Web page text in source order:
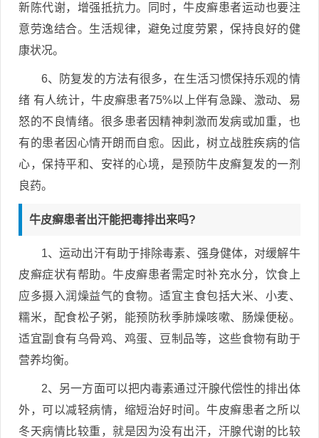
新陈代谢，增强抵抗力。同时，牛皮癣患者运动也要注
意劳逸结合。生活规律，避免过度劳累，保持良好的健
康状况。
6、防复发的方法有很多，在生活习惯保持乐观的情
绪 有人统计，牛皮癣患者75%以上伴有急躁、激动、易
怒的不良情绪。很多患者因精神刺激而发病或加重，也
有的患者因心情开朗而自愈。因此，树立战胜疾病的信
心，保持平和、安祥的心境，是预防牛皮癣复发的一剂
良药。
牛皮癣患者出汗能把毒排出来吗?
1、运动出汗有助于排除毒素、强身健体，对缓解牛
皮癣症状有帮助。牛皮癣患者需定时补充水分，饮食上
应多摄入润燥益气的食物。适宜主食包括大米、小麦、
糯米，配食松子粥，能预防秋季肺燥咳嗽、肠燥便秘。
适宜副食有乌骨鸡、鸡蛋、豆制品等，这些食物有助于
营养均衡。
2、另一方面可以把内毒素通过汗腺代偿性的排出体
外，可以减轻病情，缩短治好时间。牛皮癣患者之所以
冬天病情比较重，就是因为没有出汗，汗腺代谢的比较